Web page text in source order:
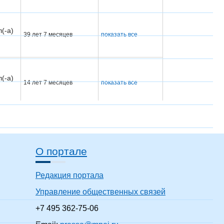
а) 39 лет 7 месяцев показать все
а)
14 лет 7 месяцев показать все
31 год 7 месяцев показать все
34 года 7 месяцев
О портале
Редакция портала
Управление общественных связей
+7 495 362-75-06